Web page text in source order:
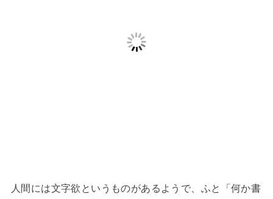
人間には文字欲というものがあるようで、ふと「何か書